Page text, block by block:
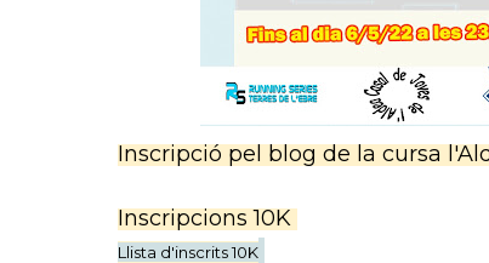
Inscripció pel blog de la cursa
Inscripcions 10K
Llista d'inscrits 10K